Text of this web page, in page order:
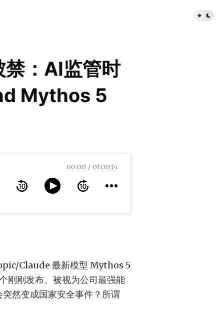
：AI监管时
Mythos 5
5 Pulled
00:00 01:00:14
Claude 最新模型 Mythos 5
刚刚发布、被视为公司最强能
然变成国家安全事件？所谓